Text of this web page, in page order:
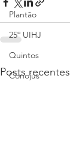
Plantão
25º UIHJ
Quintos
Conojus
Posts recentes